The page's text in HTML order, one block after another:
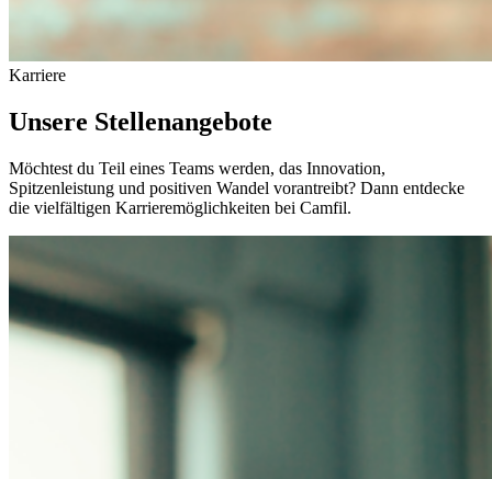
Karriere
Unsere Stellenangebote
Möchtest du Teil eines Teams werden, das Innovation,
Spitzenleistung und positiven Wandel vorantreibt? Dann entdecke
die vielfältigen Karrieremöglichkeiten bei Camfil.